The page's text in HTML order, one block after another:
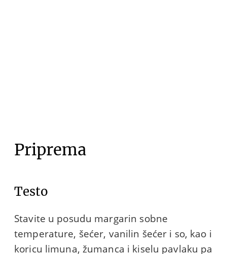
Priprema
Testo
Stavite u posudu margarin sobne
temperature, šećer, vanilin šećer i so, kao i
koricu limuna, žumanca i kiselu pavlaku pa